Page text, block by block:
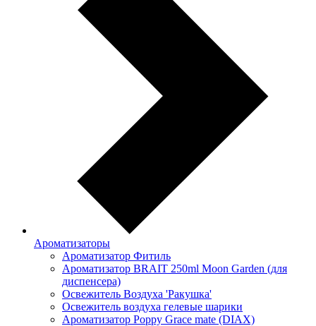
Ароматизаторы
Ароматизатор Фитиль
Ароматизатор BRAIT 250ml Moon Garden (для
диспенсера)
Освежитель Воздуха 'Ракушка'
Освежитель воздуха гелевые шарики
Ароматизатор Poppy Grace mate (DIAX)